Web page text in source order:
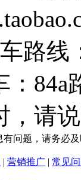
路
：84a
，请
问题，请务必及
| 营销推广 | 常见